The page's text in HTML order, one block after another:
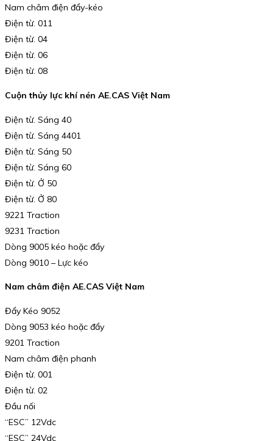
Nam châm điện đẩy-kéo
Điện từ. 011
Điện từ. 04
Điện từ. 06
Điện từ. 08
Cuộn thủy lực khí nén AE.CAS Việt Nam
Điện từ. Sáng 40
Điện từ. Sáng 4401
Điện từ. Sáng 50
Điện từ. Sáng 60
Điện từ. Ở 50
Điện từ. Ở 80
9221 Traction
9231 Traction
Dòng 9005 kéo hoặc đẩy
Dòng 9010 – Lực kéo
Nam châm điện AE.CAS Việt Nam
Đẩy Kéo 9052
Dòng 9053 kéo hoặc đẩy
9201 Traction
Nam châm điện phanh
Điện từ. 001
Điện từ. 02
Đầu nối
“ESC” 12Vdc
“ESC” 24Vdc